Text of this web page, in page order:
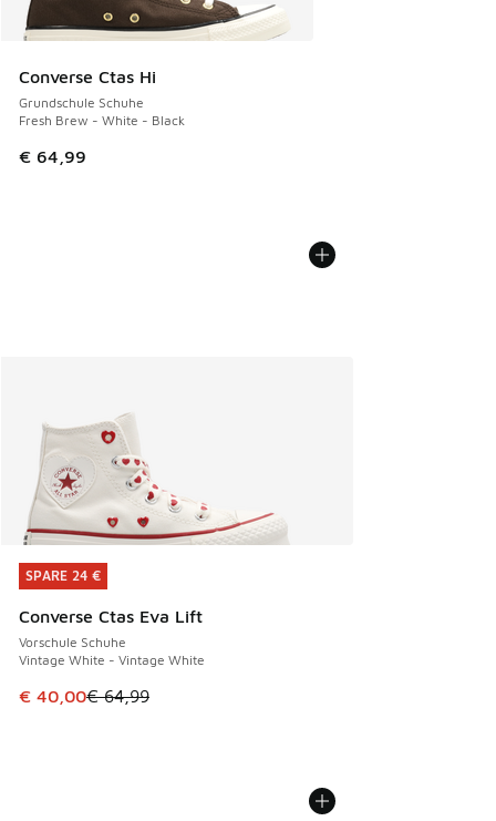
Converse Ctas Hi
Grundschule Schuhe
Fresh Brew - White - Black
€ 64,99
SPARE 24 €
Converse Ctas Eva Lift
Vorschule Schuhe
Vintage White - Vintage White
Dieser Artikel ist im Sale. Der Preis ist von € 64,99 auf €
€ 40,00€ 64,99
SPARE 24 €